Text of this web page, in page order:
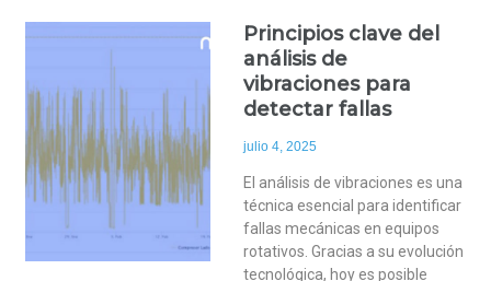
Principios clave del
análisis de
vibraciones para
detectar fallas
julio 4, 2025
El análisis de vibraciones es una
técnica esencial para identificar
fallas mecánicas en equipos
rotativos. Gracias a su evolución
tecnológica, hoy es posible